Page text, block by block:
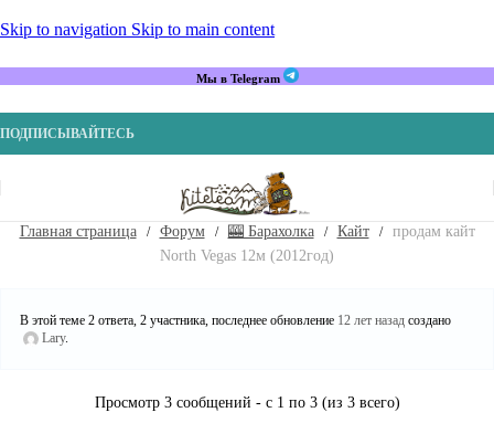
Skip to navigation Skip to main content
Мы в Telegram
ПОДПИСЫВАЙТЕСЬ
Главная страница Форум 🎰 Барахолка Кайт
продам кайт
North Vegas 12м (2012год)
В этой теме 2 ответа, 2 участника, последнее обновление 12 лет назад создано
Lary.
Просмотр 3 сообщений - с 1 по 3 (из 3 всего)